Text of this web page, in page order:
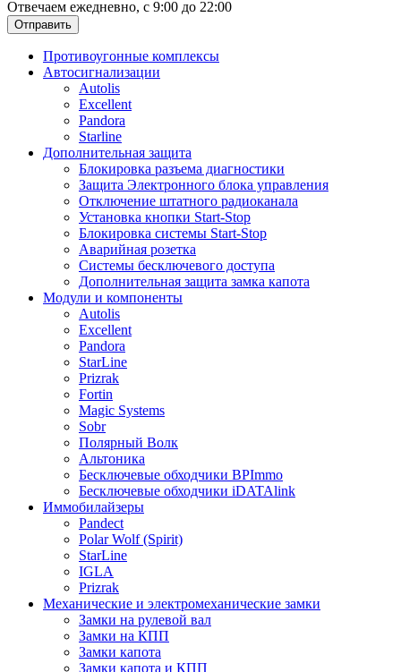
Отвечаем ежедневно, с 9:00 до 22:00
Отправить
Противоугонные комплексы
Автосигнализации
Autolis
Excellent
Pandora
Starline
Дополнительная защита
Блокировка разъема диагностики
Защита Электронного блока управления
Отключение штатного радиоканала
Установка кнопки Start-Stop
Блокировка системы Start-Stop
Аварийная розетка
Системы бесключевого доступа
Дополнительная защита замка капота
Модули и компоненты
Autolis
Excellent
Pandora
StarLine
Prizrak
Fortin
Magic Systems
Sobr
Полярный Волк
Альтоника
Бесключевые обходчики BPImmo
Бесключевые обходчики iDATAlink
Иммобилайзеры
Pandect
Polar Wolf (Spirit)
StarLine
IGLA
Prizrak
Механические и электромеханические замки
Замки на рулевой вал
Замки на КПП
Замки капота
Замки капота и КПП